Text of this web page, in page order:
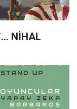
NİHAL